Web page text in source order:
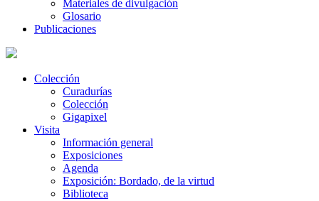
Materiales de divulgación
Glosario
Publicaciones
Colección
Curadurías
Colección
Gigapixel
Visita
Información general
Exposiciones
Agenda
Exposición: Bordado, de la virtud
Biblioteca